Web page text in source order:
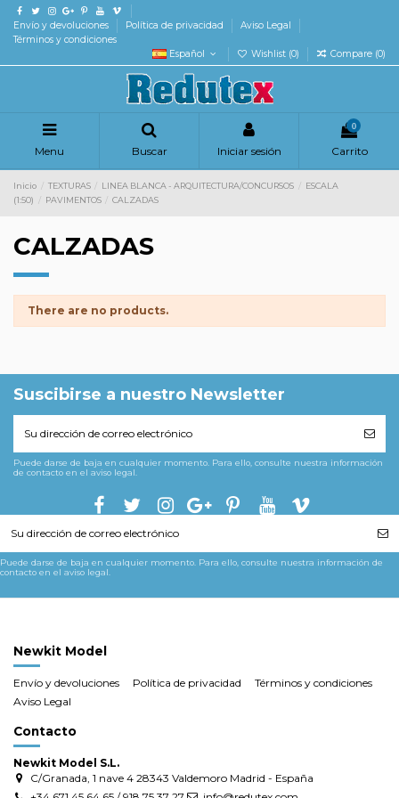
Envío y devoluciones Política de privacidad
Aviso Legal
Términos y condiciones
Español
Wishlist (0) Compare (0)
Menu Buscar Iniciar sesión
0
Carrito
Inicio TEXTURAS LINEA BLANCA - ARQUITECTURA/CONCURSOS
ESCALA
(1:50)
PAVIMENTOS CALZADAS
CALZADAS
There are no products.
Suscibirse a nuestro Newsletter
Puede darse de baja en cualquier momento. Para ello, consulte nuestra información
de contacto en el aviso legal.
Puede darse de baja en cualquier momento. Para ello, consulte nuestra información de
contacto en el aviso legal.
Newkit Model
Envío y devoluciones Política de privacidad
Términos y condiciones
Aviso Legal
Contacto
Newkit Model S.L.
C/Granada, 1 nave 4 28343 Valdemoro Madrid - España